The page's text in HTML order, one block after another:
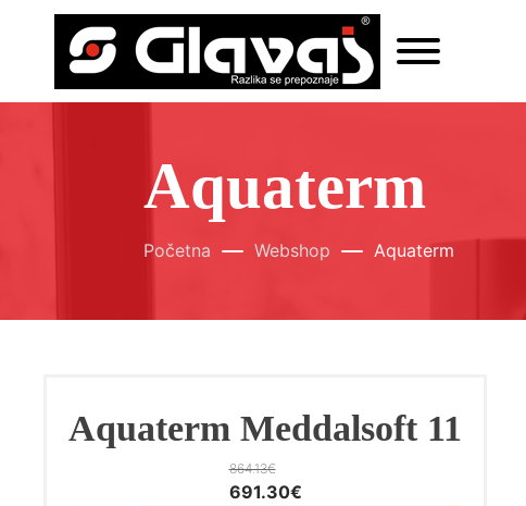
Aquaterm
Početna Webshop Aquaterm
Aquaterm Meddalsoft 11
864.13€
Izvorna
691.30€Trenutna